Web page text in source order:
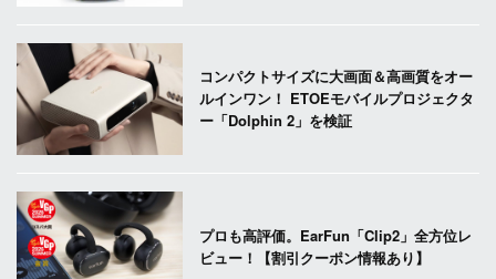
コンパクトサイズに大画面＆高画質をオー
ルインワン！ ETOEモバイルプロジェクタ
ー「Dolphin 2」を検証
プロも高評価。EarFun「Clip2」全方位レ
ビュー！【割引クーポン情報あり】